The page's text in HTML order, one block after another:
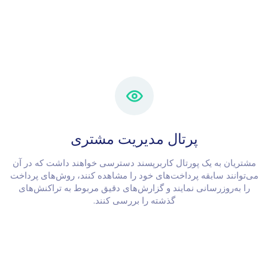
پرتال مدیریت مشتری
مشتریان به یک پورتال کاربرپسند دسترسی خواهند داشت که در آن
می‌توانند سابقه پرداخت‌های خود را مشاهده کنند، روش‌های پرداخت
را به‌روزرسانی نمایند و گزارش‌های دقیق مربوط به تراکنش‌های
گذشته را بررسی کنند.